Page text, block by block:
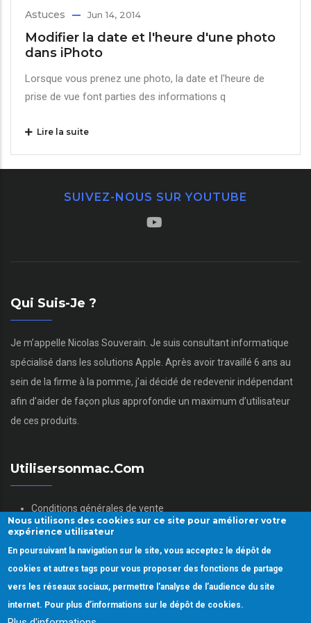
Astuces Jun 14, 2014
Modifier la date et l'heure d'une photo
dans iPhoto
Lorsque vous prenez une photo, la date et l'heure de
prise de vue font parties des informations q
Lire la suite
SUIVEZ-NOUS SUR YOUTUBE
Qui Suis-Je ?
Je m’appelle Nicolas Souverain. Je suis consultant informatique
spécialisé dans les solutions Apple. Après avoir travaillé 6 ans au
sein de la firme à la pomme, j’ai décidé de redevenir indépendant
afin d’aider de façon plus approfondie un maximum d’utilisateur
de ces produits.
Utilisersonmac.com
Conditions générales de vente
Mentions légales
Politique des données personnelles
Gestion des Cookies
Nous utilisons des cookies sur ce site pour améliorer votre
expérience utilisateur
En poursuivant la navigation sur le site, vous acceptez le dépôt de
cookies et autres tags pour vous proposer des fonctions de partage
vers les réseaux sociaux, permettre l'analyse de l’audience du site
internet. Pour plus d’informations sur le dépôt de cookies.